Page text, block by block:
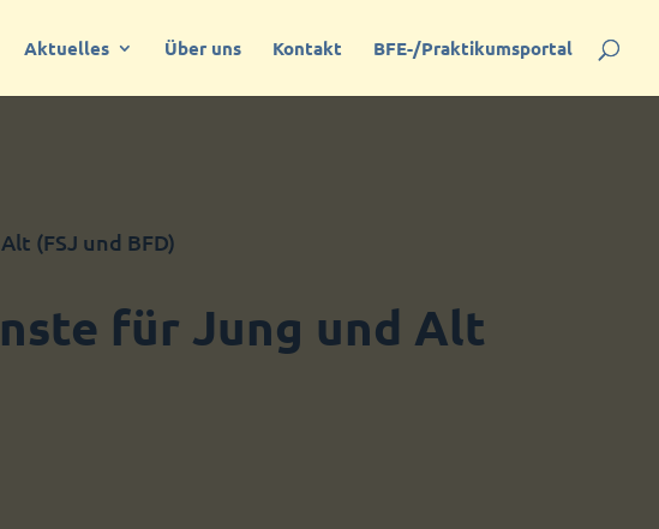
Aktuelles Über uns Kontakt BFE-/Praktikumsportal
(FSJ und BFD)
für Jung und Alt